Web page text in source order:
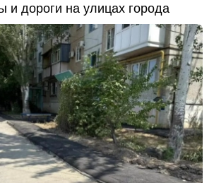
и дороги на улицах города